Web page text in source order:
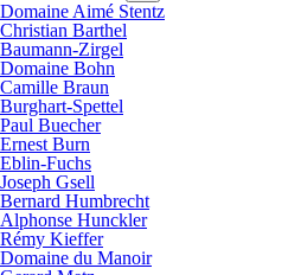
Domaine Aimé Stentz
Christian Barthel
Baumann-Zirgel
Domaine Bohn
Camille Braun
Burghart-Spettel
Paul Buecher
Ernest Burn
Eblin-Fuchs
Joseph Gsell
Bernard Humbrecht
Alphonse Hunckler
Rémy Kieffer
Domaine du Manoir